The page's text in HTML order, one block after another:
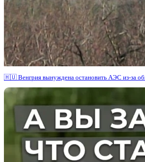
🇭🇺 Венгрия вынуждена остановить АЭС из-за